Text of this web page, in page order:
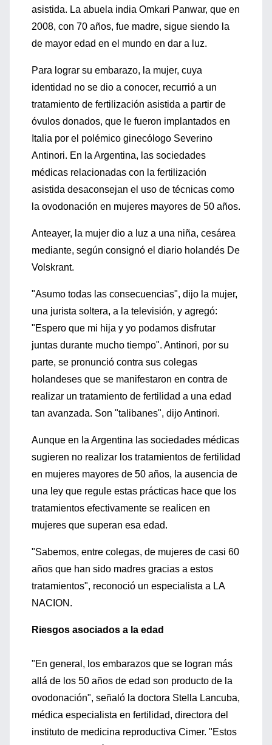
asistida. La abuela india Omkari Panwar, que en
2008, con 70 años, fue madre, sigue siendo la
de mayor edad en el mundo en dar a luz.
Para lograr su embarazo, la mujer, cuya
identidad no se dio a conocer, recurrió a un
tratamiento de fertilización asistida a partir de
óvulos donados, que le fueron implantados en
Italia por el polémico ginecólogo Severino
Antinori. En la Argentina, las sociedades
médicas relacionadas con la fertilización
asistida desaconsejan el uso de técnicas como
la ovodonación en mujeres mayores de 50 años.
Anteayer, la mujer dio a luz a una niña, cesárea
mediante, según consignó el diario holandés De
Volskrant.
"Asumo todas las consecuencias", dijo la mujer,
una jurista soltera, a la televisión, y agregó:
"Espero que mi hija y yo podamos disfrutar
juntas durante mucho tiempo". Antinori, por su
parte, se pronunció contra sus colegas
holandeses que se manifestaron en contra de
realizar un tratamiento de fertilidad a una edad
tan avanzada. Son "talibanes", dijo Antinori.
Aunque en la Argentina las sociedades médicas
sugieren no realizar los tratamientos de fertilidad
en mujeres mayores de 50 años, la ausencia de
una ley que regule estas prácticas hace que los
tratamientos efectivamente se realicen en
mujeres que superan esa edad.
"Sabemos, entre colegas, de mujeres de casi 60
años que han sido madres gracias a estos
tratamientos", reconoció un especialista a LA
NACION.
Riesgos asociados a la edad
"En general, los embarazos que se logran más
allá de los 50 años de edad son producto de la
ovodonación", señaló la doctora Stella Lancuba,
médica especialista en fertilidad, directora del
instituto de medicina reproductiva Cimer. "Estos